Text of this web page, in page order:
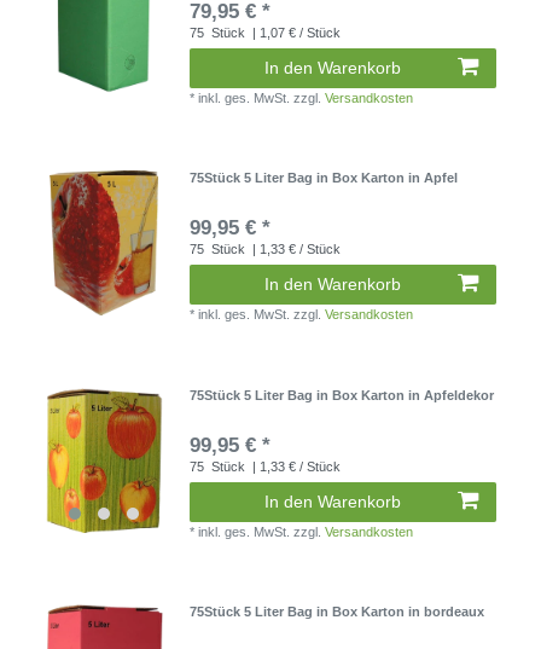
79,95 € *
75 Stück | 1,07 € / Stück
In den Warenkorb
*inkl. ges. MwSt. zzgl.Versandkosten
75Stück 5 Liter Bag in Box Karton in Apfel
99,95 € *
75 Stück | 1,33 € / Stück
In den Warenkorb
*inkl. ges. MwSt. zzgl.Versandkosten
75Stück 5 Liter Bag in Box Karton in Apfeldekor
99,95 € *
75 Stück | 1,33 € / Stück
In den Warenkorb
*inkl. ges. MwSt. zzgl.Versandkosten
75Stück 5 Liter Bag in Box Karton in bordeaux